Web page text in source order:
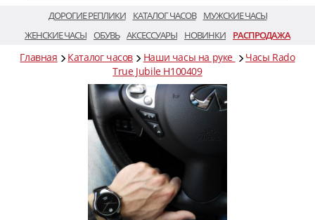
ДОРОГИЕ РЕПЛИКИ КАТАЛОГ ЧАСОВ
МУЖСКИЕ ЧАСЫ
ЖЕНСКИЕ ЧАСЫ ОБУВЬ АКСЕССУАРЫ НОВИНКИ РАСПРОДАЖА
Главная Каталог часов Наши часы на руке
Часы Rado
True Jubile H100409